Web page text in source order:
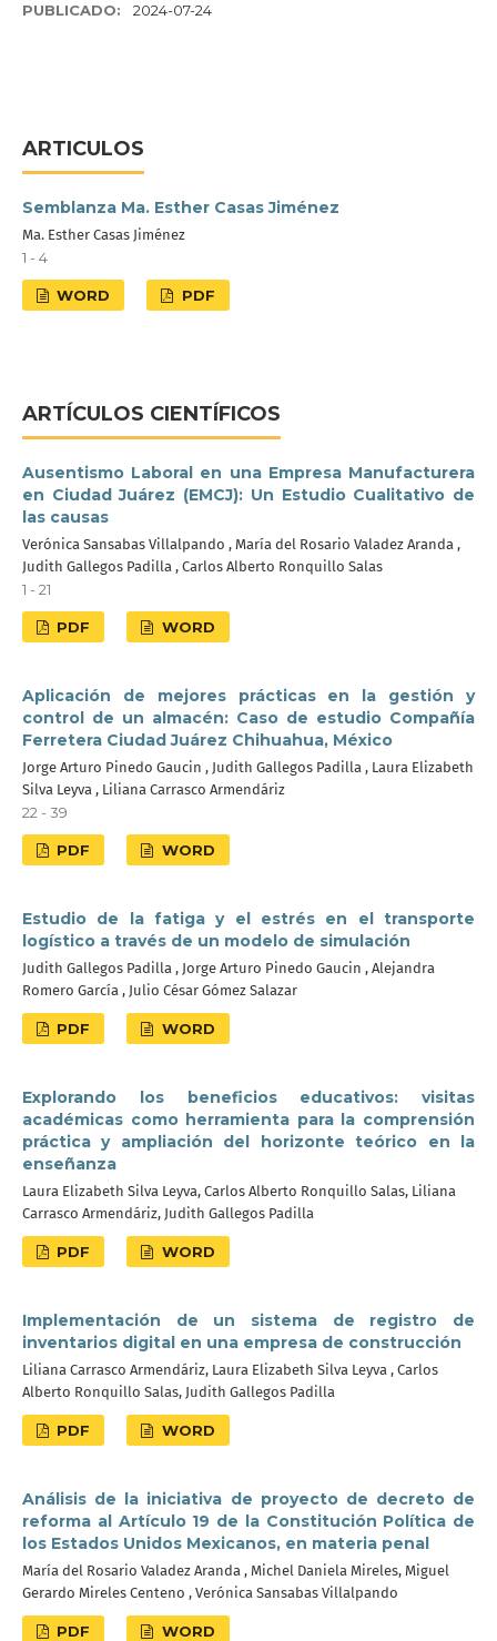
PUBLICADO: 2024-07-24
ARTICULOS
Semblanza Ma. Esther Casas Jiménez
Ma. Esther Casas Jiménez
1 - 4
WORD PDF
ARTÍCULOS CIENTÍFICOS
Ausentismo Laboral en una Empresa Manufacturera
en Ciudad Juárez (EMCJ): Un Estudio Cualitativo de
las causas
Verónica Sansabas Villalpando , María del Rosario Valadez Aranda ,
Judith Gallegos Padilla , Carlos Alberto Ronquillo Salas
1 - 21
PDF WORD
Aplicación de mejores prácticas en la gestión y
control de un almacén: Caso de estudio Compañía
Ferretera Ciudad Juárez Chihuahua, México
Jorge Arturo Pinedo Gaucin , Judith Gallegos Padilla , Laura Elizabeth
Silva Leyva , Liliana Carrasco Armendáriz
22 - 39
PDF WORD
Estudio de la fatiga y el estrés en el transporte
logístico a través de un modelo de simulación
Judith Gallegos Padilla , Jorge Arturo Pinedo Gaucin , Alejandra
Romero García , Julio César Gómez Salazar
PDF WORD
Explorando los beneficios educativos: visitas
académicas como herramienta para la comprensión
práctica y ampliación del horizonte teórico en la
enseñanza
Laura Elizabeth Silva Leyva, Carlos Alberto Ronquillo Salas, Liliana
Carrasco Armendáriz, Judith Gallegos Padilla
PDF WORD
Implementación de un sistema de registro de
inventarios digital en una empresa de construcción
Liliana Carrasco Armendáriz, Laura Elizabeth Silva Leyva , Carlos
Alberto Ronquillo Salas, Judith Gallegos Padilla
PDF WORD
Análisis de la iniciativa de proyecto de decreto de
reforma al Artículo 19 de la Constitución Política de
los Estados Unidos Mexicanos, en materia penal
María del Rosario Valadez Aranda , Michel Daniela Mireles, Miguel
Gerardo Mireles Centeno , Verónica Sansabas Villalpando
PDF WORD